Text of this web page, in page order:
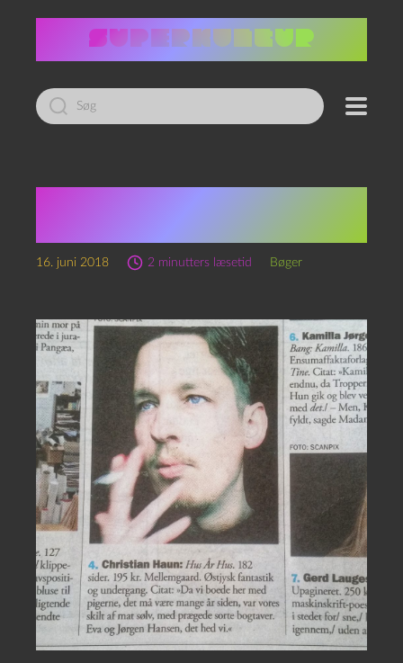
Led
efter:
16. juni 2018 2 minutters læsetid Bøger